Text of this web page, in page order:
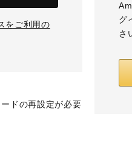
をご利用の
グ
さ
ドの再設定が必要